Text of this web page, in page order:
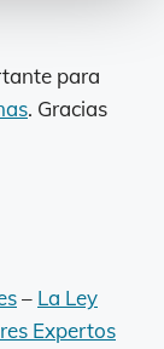
para
. Gracias
– La Ley
Expertos